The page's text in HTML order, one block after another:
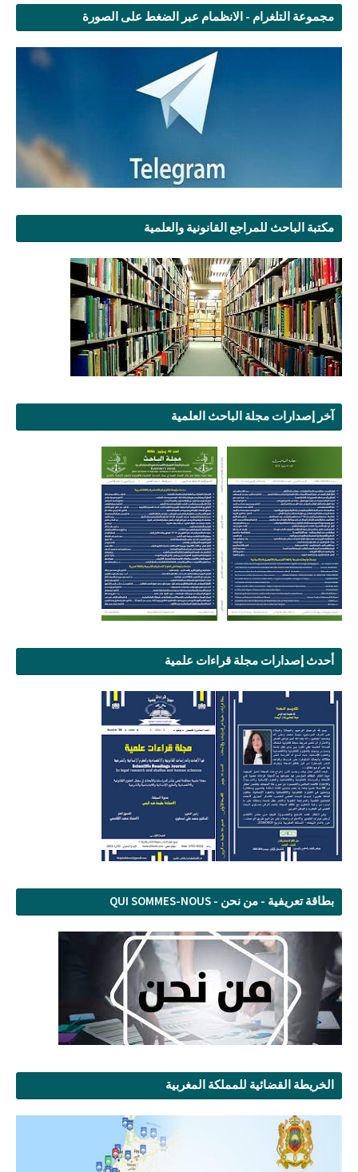
مجموعة التلغرام - الانظمام عبر الضغط على الصورة
مكتبة الباحث للمراجع القانونية والعلمية
آخر إصدارات مجلة الباحث العلمية
أحدث إصدارات مجلة قراءات علمية
بطاقة تعريفية - من نحن - QUI SOMMES-NOUS
الخريطة القضائية للمملكة المغربية